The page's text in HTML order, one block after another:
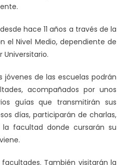
hace 11 años a través de la
el Nivel Medio, dependiente de
Universitario.
de las escuelas podrán
acompañados por unos
guías que transmitirán sus
días, participarán de charlas,
facultad donde cursarán su
También visitarán la